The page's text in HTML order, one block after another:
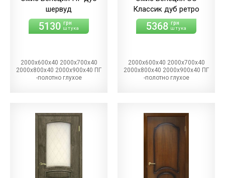
шервуд
5130 грн
штука
2000х600х40 2000х700х40
2000х800х40 2000х900х40 ПГ
-полотно глухое
Классик дуб ретро
5368 грн
штука
2000х600х40 2000х700х40
2000х800х40 2000х900х40 ПГ
-полотно глухое